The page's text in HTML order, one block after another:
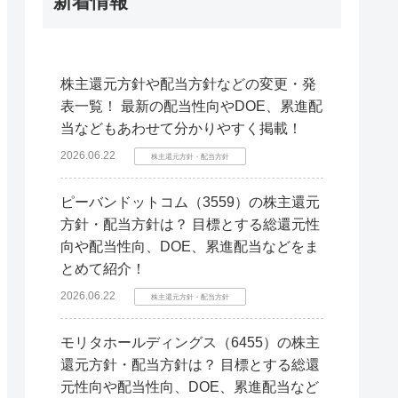
株主還元方針や配当方針などの変更・発
表一覧！ 最新の配当性向やDOE、累進配
当などもあわせて分かりやすく掲載！
2026.06.22 株主還元方針・配当方針
ピーバンドットコム（3559）の株主還元
方針・配当方針は？ 目標とする総還元性
向や配当性向、DOE、累進配当などをま
とめて紹介！
2026.06.22 株主還元方針・配当方針
モリタホールディングス（6455）の株主
還元方針・配当方針は？ 目標とする総還
元性向や配当性向、DOE、累進配当など